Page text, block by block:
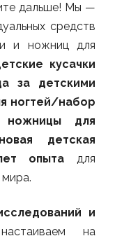
дальше! Мы —
средств
и ножниц для
кусачки
за детскими
ногтей/набор
для
детская
опыта для
и
на